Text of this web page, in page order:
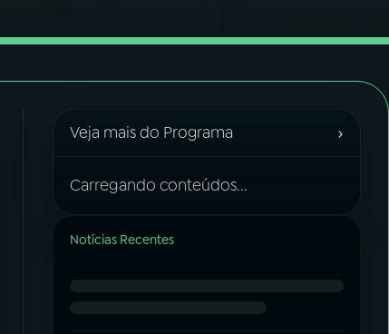
Veja mais do Programa ›
Carregando conteúdos...
Notícias Recentes